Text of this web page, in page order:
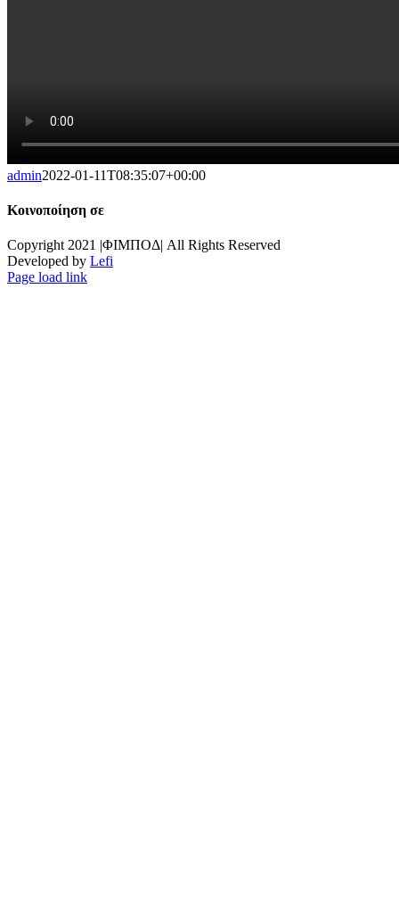
admin2022-01-11T08:35:07+00:00
Κοινοποίηση σε
Facebook
X
Copyright 2021 |ΦΙΜΠΟΔ| All Rights Reserved
Developed by Lefi
Page load link